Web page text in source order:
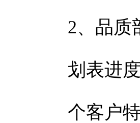
2、品质
划表进
个客户